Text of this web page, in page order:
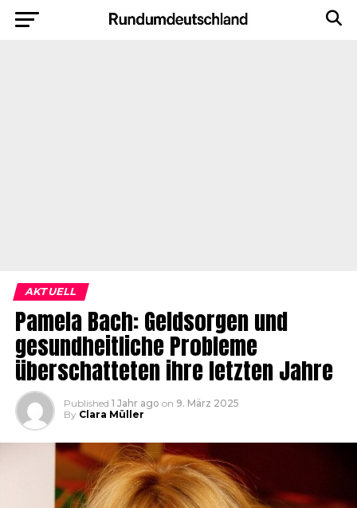
AKTUELL
Pamela Bach: Geldsorgen und
gesundheitliche Probleme
überschatteten ihre letzten Jahre
Published 1 Jahr ago on 9. März 2025
By Clara Müller